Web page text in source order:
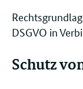
DSGVO in
Schutz